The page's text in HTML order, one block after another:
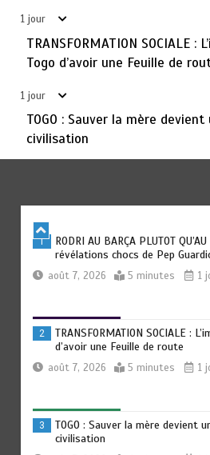
1 jour
TRANSFORMATION SOCIALE :
Togo d’avoir une Feuille de
1 jour
TOGO : Sauver la mère
civilisation
RECHERCHE ET INNOVATION:
l’enracinement du génie
tourisme
1
RODRI AU BARÇA PLUTOT
révélations chocs de Pep
août 7, 2026 5 minutes 1
2
TRANSFORMATION SOCIALE :
d’avoir une Feuille de route
août 7, 2026 5 minutes 1
3
TOGO : Sauver la mère devient
civilisation